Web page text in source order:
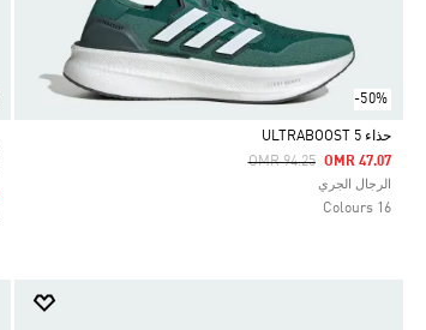
-50%
Selected
حذاء ULTRABOOST 5
Price Reduced From
OMR 94.25ToOMR 47.07
الرجال الجري
16 Colours